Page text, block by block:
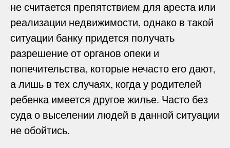
не считается препятствием для ареста или
реализации недвижимости, однако в такой
ситуации банку придется получать
разрешение от органов опеки и
попечительства, которые нечасто его дают,
а лишь в тех случаях, когда у родителей
ребенка имеется другое жилье. Часто без
суда о выселении людей в данной ситуации
не обойтись.